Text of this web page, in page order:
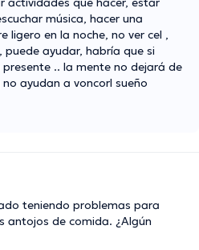
música, hacer una
ligero en la noche, no ver cel ,
ayudar, habría que si
.. la mente no dejará de
ayudan a voncorl sueño
teniendo problemas para
antojos de comida. ¿Algún